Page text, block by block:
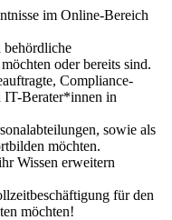
im Online-Bereich
behördliche
oder bereits sind.
Compliance-
Berater*innen in
sowie als
möchten.
Wissen erweitern
für den
möchten!